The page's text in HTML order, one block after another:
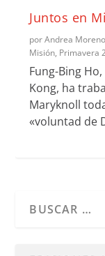
Juntos en
porAndrea
Misión, Primavera
Fung-Bing
Kong, ha
Maryknoll
«voluntad de